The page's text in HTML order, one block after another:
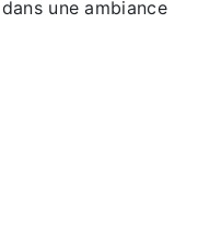
une ambiance